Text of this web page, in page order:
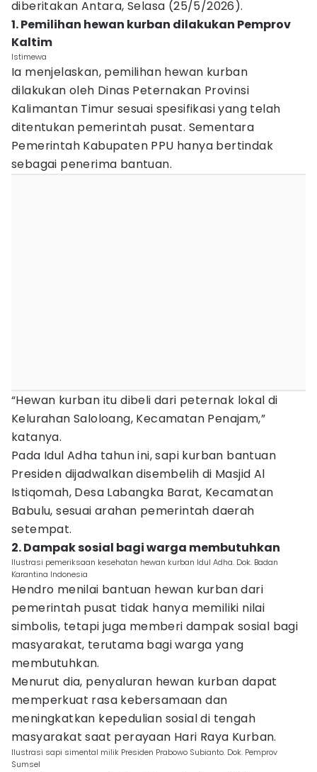
diberitakan Antara, Selasa (25/5/2026).
1. Pemilihan hewan kurban dilakukan Pemprov
Kaltim
Istimewa
Ia menjelaskan, pemilihan hewan kurban
dilakukan oleh Dinas Peternakan Provinsi
Kalimantan Timur sesuai spesifikasi yang telah
ditentukan pemerintah pusat. Sementara
Pemerintah Kabupaten PPU hanya bertindak
sebagai penerima bantuan.
“Hewan kurban itu dibeli dari peternak lokal di
Kelurahan Saloloang, Kecamatan Penajam,”
katanya.
Pada Idul Adha tahun ini, sapi kurban bantuan
Presiden dijadwalkan disembelih di Masjid Al
Istiqomah, Desa Labangka Barat, Kecamatan
Babulu, sesuai arahan pemerintah daerah
setempat.
2. Dampak sosial bagi warga membutuhkan
Ilustrasi pemeriksaan kesehatan hewan kurban Idul Adha. Dok. Badan
Karantina Indonesia
Hendro menilai bantuan hewan kurban dari
pemerintah pusat tidak hanya memiliki nilai
simbolis, tetapi juga memberi dampak sosial bagi
masyarakat, terutama bagi warga yang
membutuhkan.
Menurut dia, penyaluran hewan kurban dapat
memperkuat rasa kebersamaan dan
meningkatkan kepedulian sosial di tengah
masyarakat saat perayaan Hari Raya Kurban.
Ilustrasi sapi simental milik Presiden Prabowo Subianto. Dok. Pemprov
Sumsel